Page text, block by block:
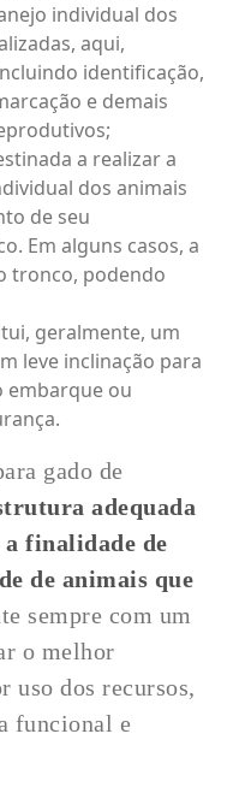
individual dos
aqui,
identificação,
e demais
a realizar a
dos animais
de seu
Em alguns casos, a
tronco, podendo
geralmente, um
leve inclinação para
embarque ou
gado de
adequada
finalidade de
de animais que
sempre com um
o melhor
uso dos recursos,
funcional e